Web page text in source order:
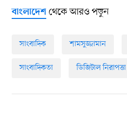
বাংলাদেশথেকে আরও পড়ুন
সাংবাদিক শামসুজ্জামান
সাংবাদিকতা ডিজিটাল